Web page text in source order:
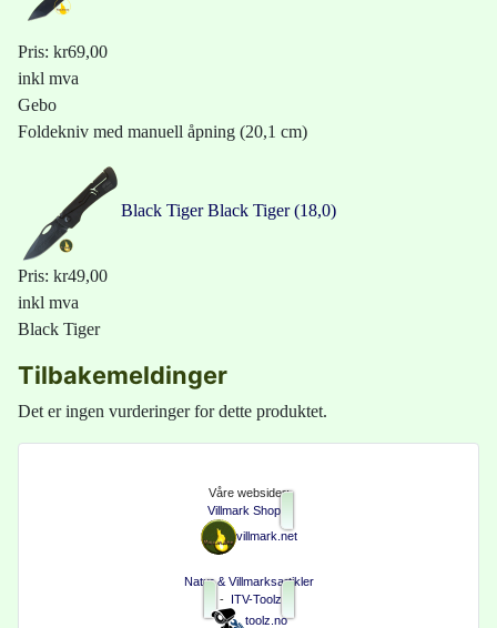
Pris: kr69,00
inkl mva
Gebo
Foldekniv med manuell åpning (20,1 cm)
Black TigerBlack Tiger (18,0)
Pris: kr49,00
inkl mva
Black Tiger
Tilbakemeldinger
Det er ingen vurderinger for dette produktet.
Våre websider:
Villmark Shop
villmark.net
Natur & Villmarksartikler
- ITV-Toolz
toolz.no